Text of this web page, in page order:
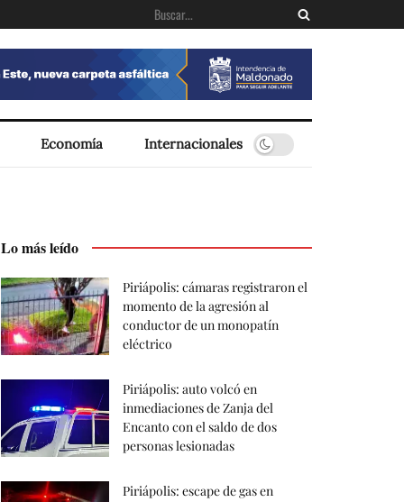
Economía Internacionales
Lo más leído
Piriápolis: cámaras registraron el
momento de la agresión al
conductor de un monopatín
eléctrico
Piriápolis: auto volcó en
inmediaciones de Zanja del
Encanto con el saldo de dos
personas lesionadas
Piriápolis: escape de gas en